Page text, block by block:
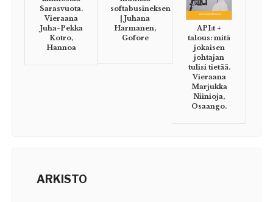
Sarasvuota.
Vieraana
Juha-Pekka
Kotro,
Hannoa
softabusineksen
| Juhana
Harmanen,
Gofore
API:t +
talous: mitä
jokaisen
johtajan
tulisi tietää.
Vieraana
Marjukka
Niinioja,
Osaango.
ARKISTO